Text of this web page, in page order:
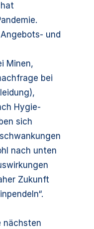
und
Minen,
bei
Hygie-
sich
nach unten
Zukunft
nächsten